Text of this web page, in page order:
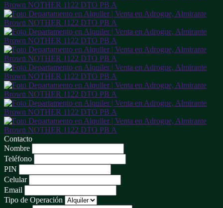
Contacto
Nombre
Teléfono
PIN
Celular
Email
Tipo de Operación